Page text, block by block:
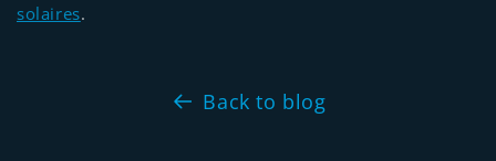
solaires.
Back to blog